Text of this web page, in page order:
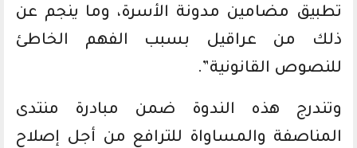
تطبيق مضامين مدونة الأسرة، وما ينجم عن
ذلك من عراقيل بسبب الفهم الخاطئ
للنصوص القانونية”.
وتندرج هذه الندوة ضمن مبادرة منتدى
المناصفة والمساواة للترافع من أجل إصلاح